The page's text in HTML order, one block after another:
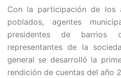
Con la participación de los
poblados, agentes
presidentes de barrios
representantes de la
general se desarrolló la
rendición de cuentas del año